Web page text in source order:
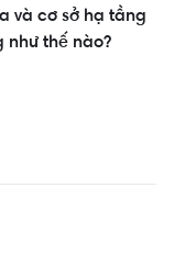
và cơ sở hạ tầng
như thế nào?